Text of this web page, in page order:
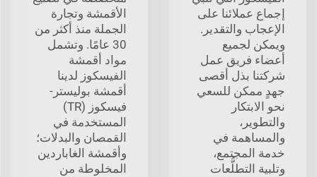
إجماع عملائنا على
الإعجاب والتقدير.
ويمكن لجميع
أعضاء فريق عمل
شركتنا بذل أقصى
جهدٍ ممكن للسعي
نحو الابتكار
والتطوير،
والمساهمة في
خدمة المجتمع،
وتلبية التطلُّعات
الأقمشة وتجارة
الجملة منذ أكثر من
30 عامًا. وتشمل
مواد أقمشة
الفيسكوز لدينا
أقمشة بوليستر-
فيسكوز (TR)
المستخدمة في
القمصان والبدلات؛
وأقمشة الغاباردين
المخلوطة من